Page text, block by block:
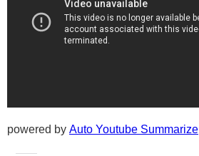
powered by Auto Youtube Summarize